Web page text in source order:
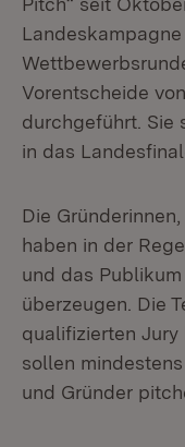
Vorentscheide
durchgeführt. Sie
in das
Die
haben in der
und das
überzeugen. Die
qualifizierten Jury
sollen
und Gründer